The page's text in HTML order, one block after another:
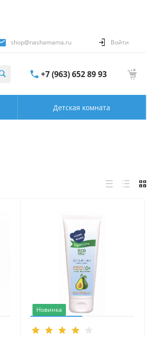
shop@nashamama.ru Войти
+7 (963) 652 89 93
Детская комната
Новинка